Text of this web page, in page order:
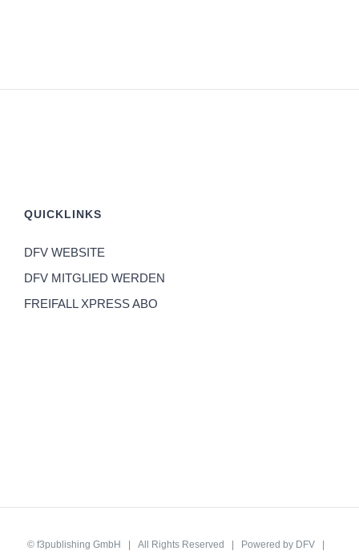
QUICKLINKS
DFV WEBSITE
DFV MITGLIED WERDEN
FREIFALL XPRESS ABO
© f3publishing GmbH | All Rights Reserved | Powered by DFV